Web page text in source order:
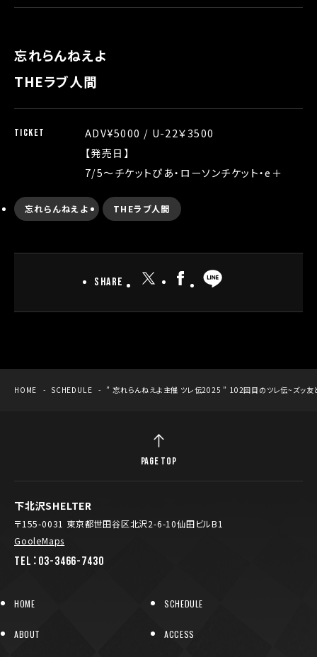
忘れらんねえよ
THEラブ人間
TICKET
ADV¥5000 / U-22￥3500
【発売日】
7/5〜チケットぴあ・ローソンチケット・e＋
忘れらんねえよ THEラブ人間
Share
HOME SCHEDULE ” 忘れらんねえよ主催 ツレ伝2025 ” 102回目のツレ伝~ズッ友
下北沢SHELTER
〒155-0031 東京都世田谷区北沢2-6-10仙田ビルB1
GooleMaps
TEL：03-3466-7430
HOME SCHEDULE
ABOUT ACCESS
PAGE TOP